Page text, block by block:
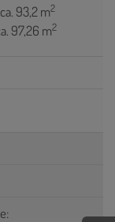
93,2 m2
97,26 m2